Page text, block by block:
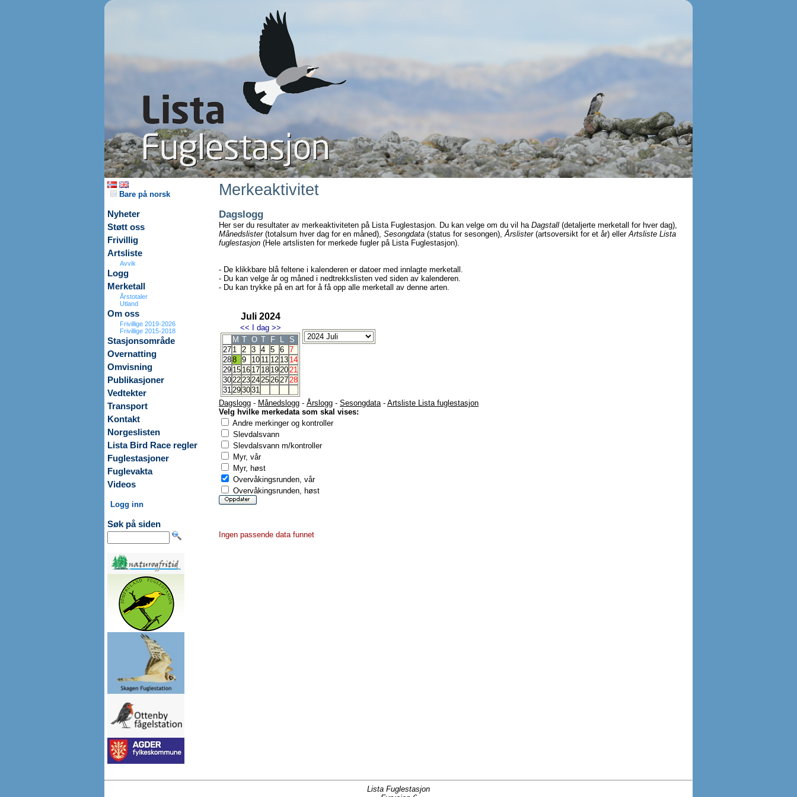
Bare på norsk
Nyheter
Støtt oss
Frivillig
Artsliste
Avvik
Logg
Merketall
Årstotaler
Utland
Om oss
Frivillige 2019-2026
Frivillige 2015-2018
Stasjonsområde
Overnatting
Omvisning
Publikasjoner
Vedtekter
Transport
Kontakt
Norgeslisten
Lista Bird Race regler
Fuglestasjoner
Fuglevakta
Videos
Logg inn
Søk på siden
Merkeaktivitet
Dagslogg
Her ser du resultater av merkeaktiviteten på Lista Fuglestasjon. Du kan velge om du vil ha Dagstall (detaljerte merketall for hver dag),
Månedslister(totalsum hver dag for en måned), Sesongdata (status for sesongen),Årslister(artsoversikt for et år) ellerArtsliste Lista
fuglestasjon (Hele artslisten for merkede fugler på Lista Fuglestasjon).
- De klikkbare blå feltene i kalenderen er datoer med innlagte merketall.
- Du kan velge år og måned i nedtrekkslisten ved siden av kalenderen.
- Du kan trykke på en art for å få opp alle merketall av denne arten.
Juli 2024
<< I dag >>
M T O T F L
S
27 1 2 3 4 5 6 7
288 9 10 11 12 13 14
29 15 16 17 18 192021
3022232425262728
31293031
Dagslogg - Månedslogg - Årslogg - Sesongdata- Artsliste Lista fuglestasjon
Velg hvilke merkedata som skal vises:
Andre merkinger og kontroller
Slevdalsvann
Slevdalsvann m/kontroller
Myr, vår
Myr, høst
Overvåkingsrunden, vår
Overvåkingsrunden, høst
Ingen passende data funnet
Lista Fuglestasjon